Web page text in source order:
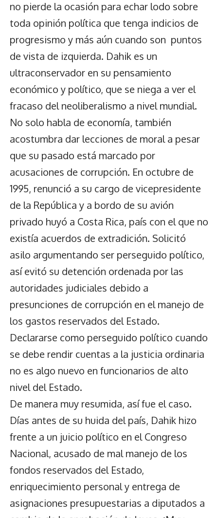
no pierde la ocasión para echar lodo sobre
toda opinión política que tenga indicios de
progresismo y más aún cuando son puntos
de vista de izquierda. Dahik es un
ultraconservador en su pensamiento
económico y político, que se niega a ver el
fracaso del neoliberalismo a nivel mundial.
No solo habla de economía, también
acostumbra dar lecciones de moral a pesar
que su pasado está marcado por
acusaciones de corrupción. En octubre de
1995, renunció a su cargo de vicepresidente
de la República y a bordo de su avión
privado huyó a Costa Rica, país con el que no
existía acuerdos de extradición. Solicitó
asilo argumentando ser perseguido político,
así evitó su detención ordenada por las
autoridades judiciales debido a
presunciones de corrupción en el manejo de
los gastos reservados del Estado.
Declararse como perseguido político cuando
se debe rendir cuentas a la justicia ordinaria
no es algo nuevo en funcionarios de alto
nivel del Estado.
De manera muy resumida, así fue el caso.
Días antes de su huida del país, Dahik hizo
frente a un juicio político en el Congreso
Nacional, acusado de mal manejo de los
fondos reservados del Estado,
enriquecimiento personal y entrega de
asignaciones presupuestarias a diputados a